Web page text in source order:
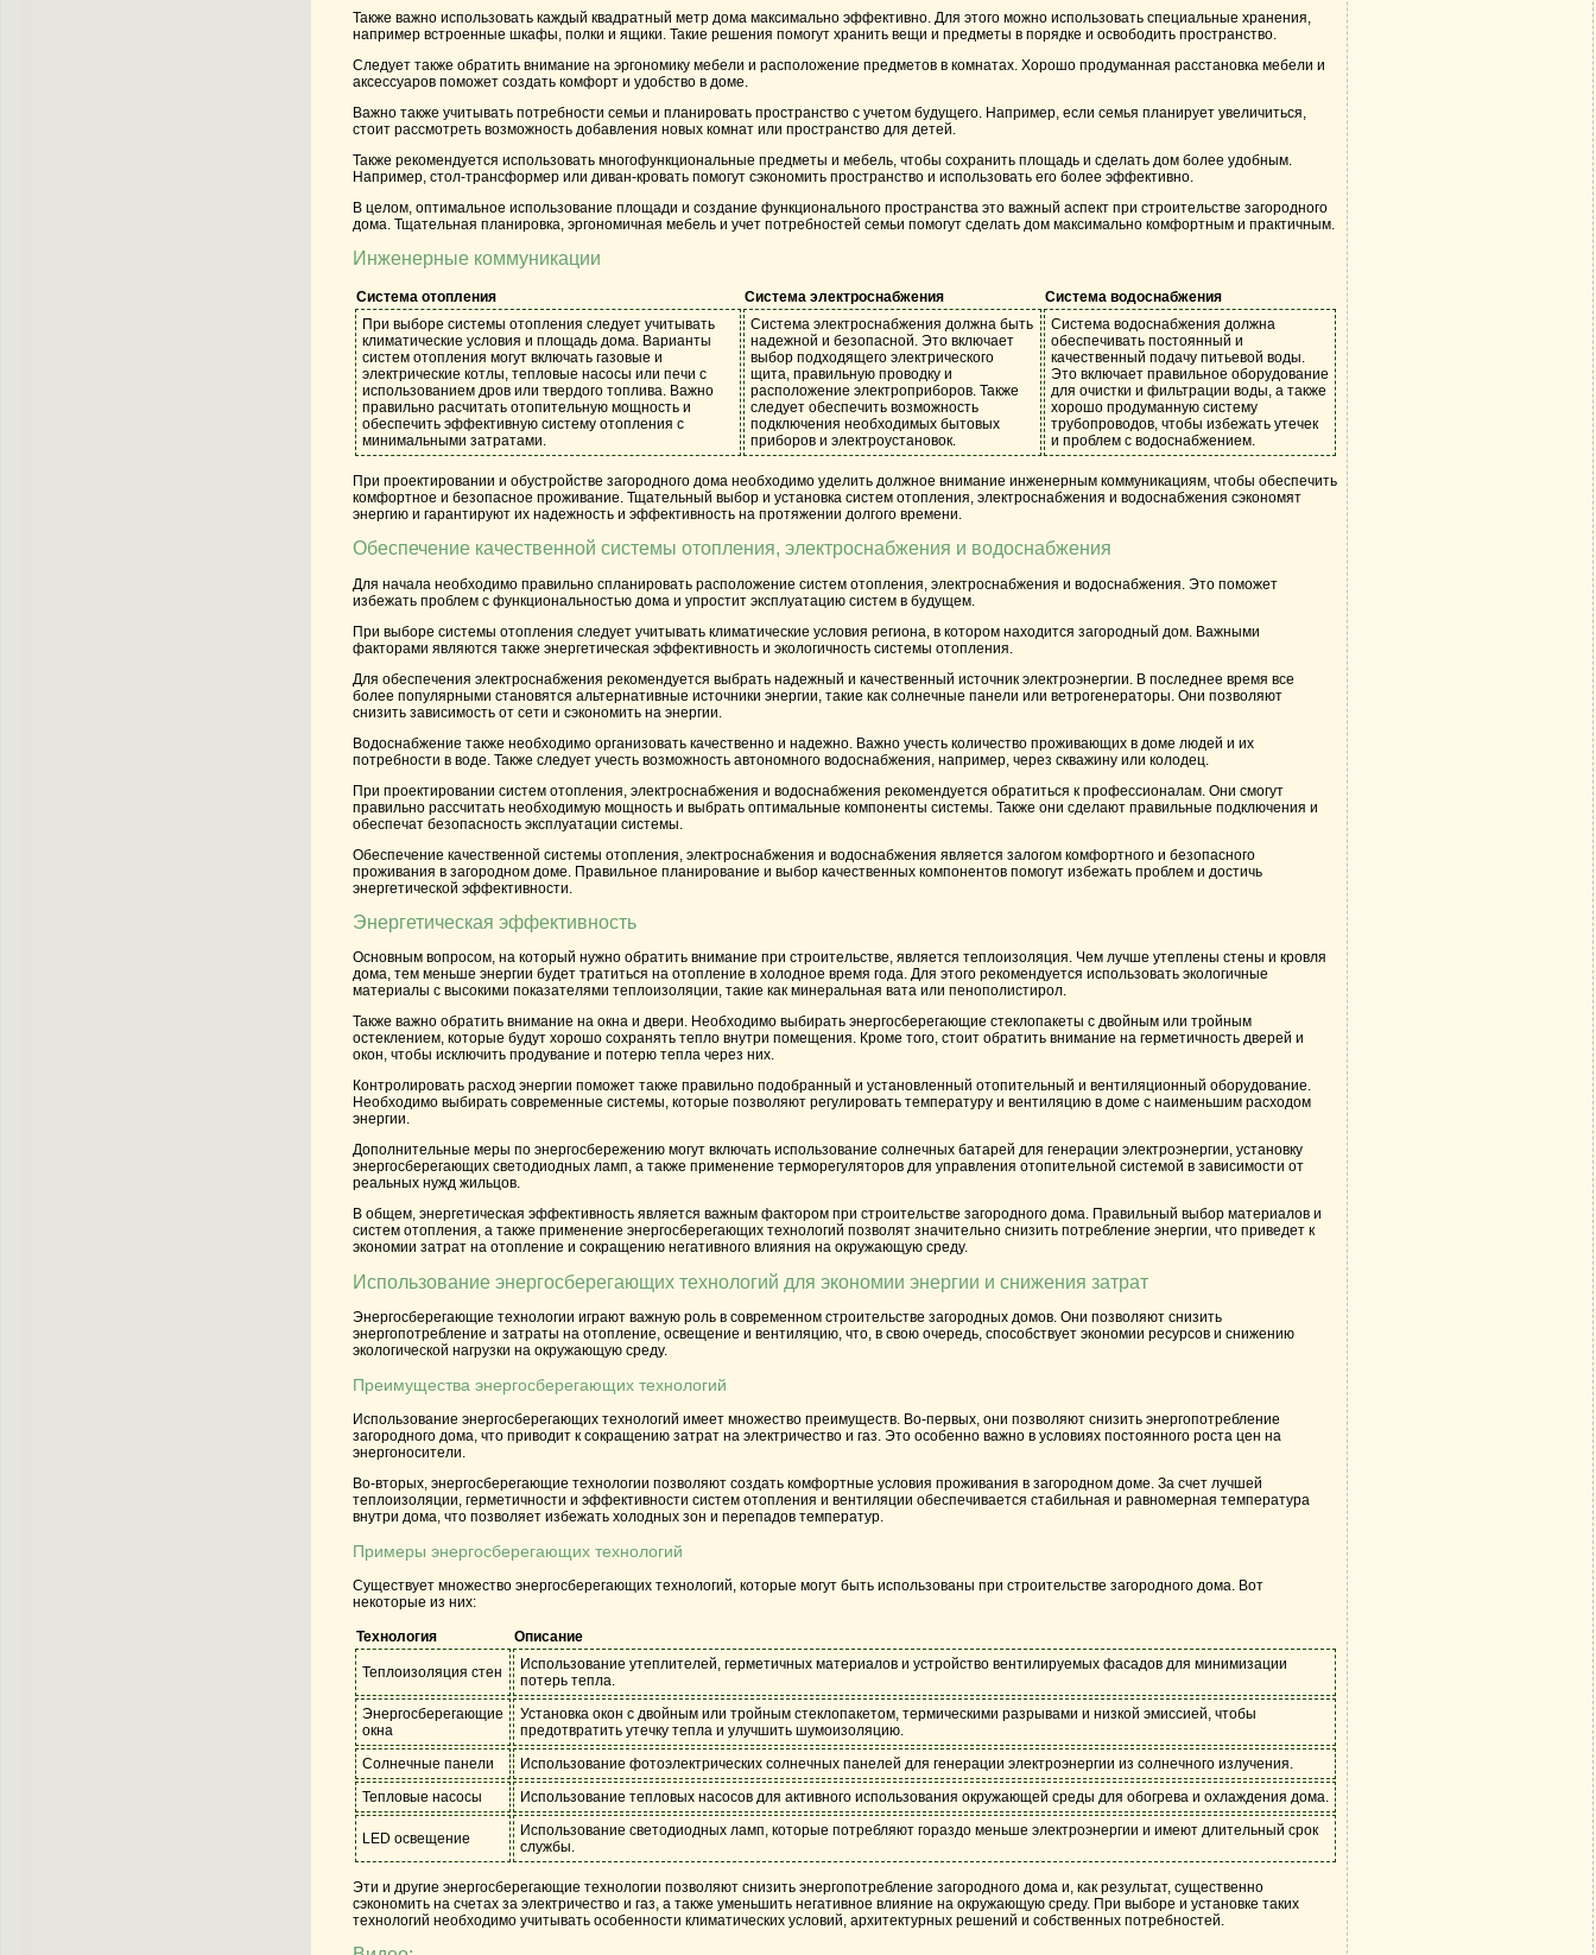
Также важно использовать каждый квадратный метр дома максимально эффективно. Для этого можно использовать специальные хранения,
например встроенные шкафы, полки и ящики. Такие решения помогут хранить вещи и предметы в порядке и освободить пространство.
Следует также обратить внимание на эргономику мебели и расположение предметов в комнатах. Хорошо продуманная расстановка мебели и
аксессуаров поможет создать комфорт и удобство в доме.
Важно также учитывать потребности семьи и планировать пространство с учетом будущего. Например, если семья планирует увеличиться,
стоит рассмотреть возможность добавления новых комнат или пространство для детей.
Также рекомендуется использовать многофункциональные предметы и мебель, чтобы сохранить площадь и сделать дом более удобным.
Например, стол-трансформер или диван-кровать помогут сэкономить пространство и использовать его более эффективно.
В целом, оптимальное использование площади и создание функционального пространства это важный аспект при строительстве загородного
дома. Тщательная планировка, эргономичная мебель и учет потребностей семьи помогут сделать дом максимально комфортным и практичным.
Инженерные коммуникации
Система отопления Система электроснабжения
Система водоснабжения
При выборе системы отопления следует учитывать
климатические условия и площадь дома. Варианты
систем отопления могут включать газовые и
электрические котлы, тепловые насосы или печи с
использованием дров или твердого топлива. Важно
правильно расчитать отопительную мощность и
обеспечить эффективную систему отопления с
минимальными затратами.
Система электроснабжения должна быть
надежной и безопасной. Это включает
выбор подходящего электрического
щита, правильную проводку и
расположение электроприборов. Также
следует обеспечить возможность
подключения необходимых бытовых
приборов и электроустановок.
Система водоснабжения должна
обеспечивать постоянный и
качественный подачу питьевой воды.
Это включает правильное оборудование
для очистки и фильтрации воды, а также
хорошо продуманную систему
трубопроводов, чтобы избежать утечек
и проблем с водоснабжением.
При проектировании и обустройстве загородного дома необходимо уделить должное внимание инженерным коммуникациям, чтобы обеспечить
комфортное и безопасное проживание. Тщательный выбор и установка систем отопления, электроснабжения и водоснабжения сэкономят
энергию и гарантируют их надежность и эффективность на протяжении долгого времени.
Обеспечение качественной системы отопления, электроснабжения и водоснабжения
Для начала необходимо правильно спланировать расположение систем отопления, электроснабжения и водоснабжения. Это поможет
избежать проблем с функциональностью дома и упростит эксплуатацию систем в будущем.
При выборе системы отопления следует учитывать климатические условия региона, в котором находится загородный дом. Важными
факторами являются также энергетическая эффективность и экологичность системы отопления.
Для обеспечения электроснабжения рекомендуется выбрать надежный и качественный источник электроэнергии. В последнее время все
более популярными становятся альтернативные источники энергии, такие как солнечные панели или ветрогенераторы. Они позволяют
снизить зависимость от сети и сэкономить на энергии.
Водоснабжение также необходимо организовать качественно и надежно. Важно учесть количество проживающих в доме людей и их
потребности в воде. Также следует учесть возможность автономного водоснабжения, например, через скважину или колодец.
При проектировании систем отопления, электроснабжения и водоснабжения рекомендуется обратиться к профессионалам. Они смогут
правильно рассчитать необходимую мощность и выбрать оптимальные компоненты системы. Также они сделают правильные подключения и
обеспечат безопасность эксплуатации системы.
Обеспечение качественной системы отопления, электроснабжения и водоснабжения является залогом комфортного и безопасного
проживания в загородном доме. Правильное планирование и выбор качественных компонентов помогут избежать проблем и достичь
энергетической эффективности.
Энергетическая эффективность
Основным вопросом, на который нужно обратить внимание при строительстве, является теплоизоляция. Чем лучше утеплены стены и кровля
дома, тем меньше энергии будет тратиться на отопление в холодное время года. Для этого рекомендуется использовать экологичные
материалы с высокими показателями теплоизоляции, такие как минеральная вата или пенополистирол.
Также важно обратить внимание на окна и двери. Необходимо выбирать энергосберегающие стеклопакеты с двойным или тройным
остеклением, которые будут хорошо сохранять тепло внутри помещения. Кроме того, стоит обратить внимание на герметичность дверей и
окон, чтобы исключить продувание и потерю тепла через них.
Контролировать расход энергии поможет также правильно подобранный и установленный отопительный и вентиляционный оборудование.
Необходимо выбирать современные системы, которые позволяют регулировать температуру и вентиляцию в доме с наименьшим расходом
энергии.
Дополнительные меры по энергосбережению могут включать использование солнечных батарей для генерации электроэнергии, установку
энергосберегающих светодиодных ламп, а также применение терморегуляторов для управления отопительной системой в зависимости от
реальных нужд жильцов.
В общем, энергетическая эффективность является важным фактором при строительстве загородного дома. Правильный выбор материалов и
систем отопления, а также применение энергосберегающих технологий позволят значительно снизить потребление энергии, что приведет к
экономии затрат на отопление и сокращению негативного влияния на окружающую среду.
Использование энергосберегающих технологий для экономии энергии и снижения затрат
Энергосберегающие технологии играют важную роль в современном строительстве загородных домов. Они позволяют снизить
энергопотребление и затраты на отопление, освещение и вентиляцию, что, в свою очередь, способствует экономии ресурсов и снижению
экологической нагрузки на окружающую среду.
Преимущества энергосберегающих технологий
Использование энергосберегающих технологий имеет множество преимуществ. Во-первых, они позволяют снизить энергопотребление
загородного дома, что приводит к сокращению затрат на электричество и газ. Это особенно важно в условиях постоянного роста цен на
энергоносители.
Во-вторых, энергосберегающие технологии позволяют создать комфортные условия проживания в загородном доме. За счет лучшей
теплоизоляции, герметичности и эффективности систем отопления и вентиляции обеспечивается стабильная и равномерная температура
внутри дома, что позволяет избежать холодных зон и перепадов температур.
Примеры энергосберегающих технологий
Существует множество энергосберегающих технологий, которые могут быть использованы при строительстве загородного дома. Вот
некоторые из них:
Технология Описание
Теплоизоляция стен
Использование утеплителей, герметичных материалов и устройство вентилируемых фасадов для минимизации
потерь тепла.
Энергосберегающие
окна
Установка окон с двойным или тройным стеклопакетом, термическими разрывами и низкой эмиссией, чтобы
предотвратить утечку тепла и улучшить шумоизоляцию.
Солнечные панели
Использование фотоэлектрических солнечных панелей для генерации электроэнергии из солнечного излучения.
Тепловые насосы
Использование тепловых насосов для активного использования окружающей среды для обогрева и охлаждения дома.
LED освещение
Использование светодиодных ламп, которые потребляют гораздо меньше электроэнергии и имеют длительный срок
службы.
Эти и другие энергосберегающие технологии позволяют снизить энергопотребление загородного дома и, как результат, существенно
сэкономить на счетах за электричество и газ, а также уменьшить негативное влияние на окружающую среду. При выборе и установке таких
технологий необходимо учитывать особенности климатических условий, архитектурных решений и собственных потребностей.